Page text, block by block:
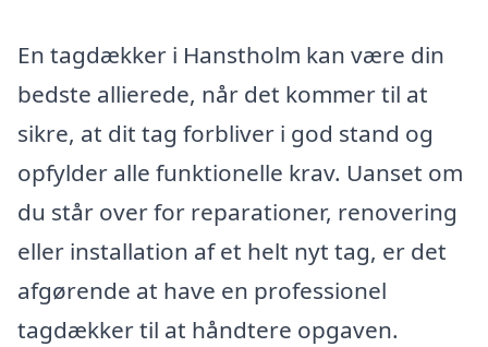
En tagdækker i Hanstholm kan være din
bedste allierede, når det kommer til at
sikre, at dit tag forbliver i god stand og
opfylder alle funktionelle krav. Uanset om
du står over for reparationer, renovering
eller installation af et helt nyt tag, er det
afgørende at have en professionel
tagdækker til at håndtere opgaven.